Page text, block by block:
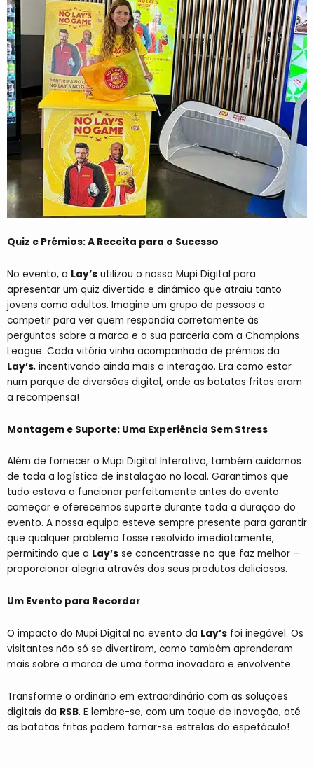
Quiz e Prémios: A Receita para o Sucesso
No evento, a Lay’s utilizou o nosso Mupi Digital para
apresentar um quiz divertido e dinâmico que atraiu tanto
jovens como adultos. Imagine um grupo de pessoas a
competir para ver quem respondia corretamente às
perguntas sobre a marca e a sua parceria com a Champions
League. Cada vitória vinha acompanhada de prémios da
Lay’s, incentivando ainda mais a interação. Era como estar
num parque de diversões digital, onde as batatas fritas eram
a recompensa!
Montagem e Suporte: Uma Experiência Sem Stress
Além de fornecer o Mupi Digital Interativo, também cuidamos
de toda a logística de instalação no local. Garantimos que
tudo estava a funcionar perfeitamente antes do evento
começar e oferecemos suporte durante toda a duração do
evento. A nossa equipa esteve sempre presente para garantir
que qualquer problema fosse resolvido imediatamente,
permitindo que a Lay’s se concentrasse no que faz melhor –
proporcionar alegria através dos seus produtos deliciosos.
Um Evento para Recordar
O impacto do Mupi Digital no evento da Lay’s foi inegável. Os
visitantes não só se divertiram, como também aprenderam
mais sobre a marca de uma forma inovadora e envolvente.
Transforme o ordinário em extraordinário com as soluções
digitais da RSB. E lembre-se, com um toque de inovação, até
as batatas fritas podem tornar-se estrelas do espetáculo!